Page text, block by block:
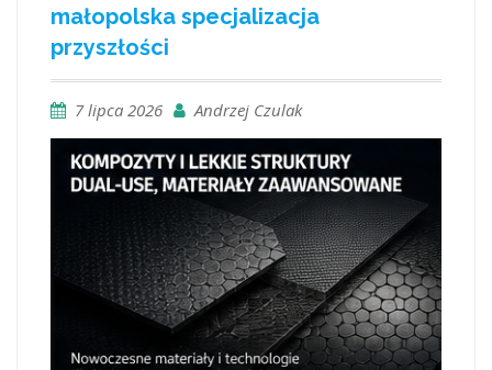
małopolska specjalizacja
przyszłości
7 lipca 2026 Andrzej Czulak